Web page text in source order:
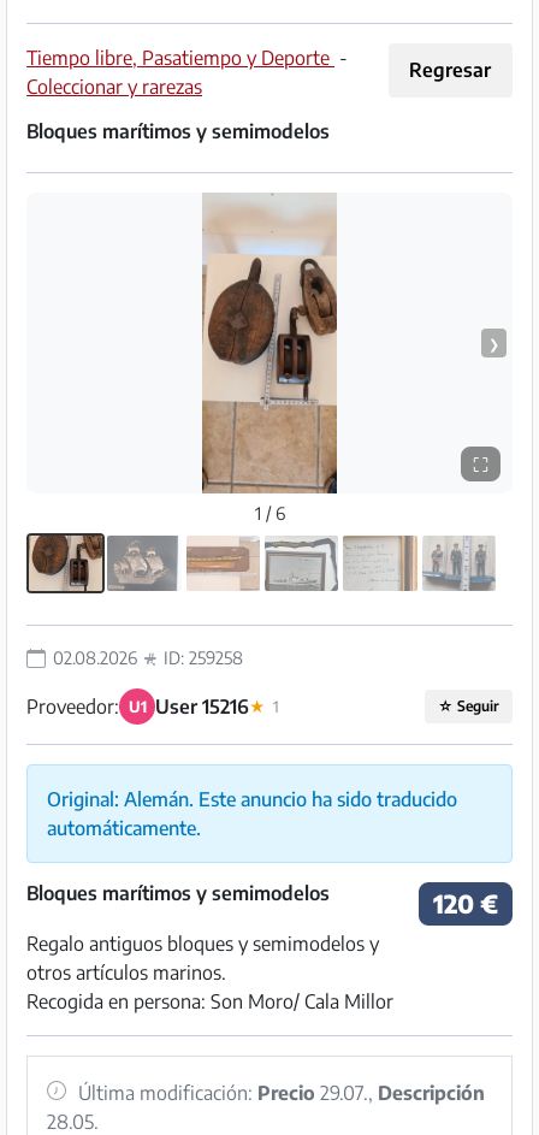
Privacidad
de
uso
Regresar
Tiempo libre, Pasatiempo y Deporte -
Coleccionar y rarezas
Bloques marítimos y semimodelos
❯
⛶
1 / 6
02.08.2026 ID: 259258
Proveedor: U1 User 15216★ 1 ☆ Seguir
Original: Alemán. Este anuncio ha sido traducido
automáticamente.
120 €
Bloques marítimos y semimodelos
Regalo antiguos bloques y semimodelos y
otros artículos marinos.
Recogida en persona: Son Moro/ Cala Millor
Última modificación: Precio 29.07., Descripción
28.05.